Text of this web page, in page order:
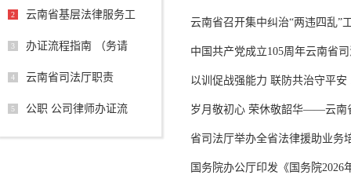
2 云南省基层法律服务工
3 办证流程指南 （务请
4 云南省司法厅职责
5 公职 公司律师办证流
云南省召开集中纠治“两违四乱”
中国共产党成立105周年云南省
以训促战强能力 联防共治守平安
岁月敬初心 荣休敬韶华——云南
省司法厅举办全省法律援助业务
国务院办公厅印发《国务院2026